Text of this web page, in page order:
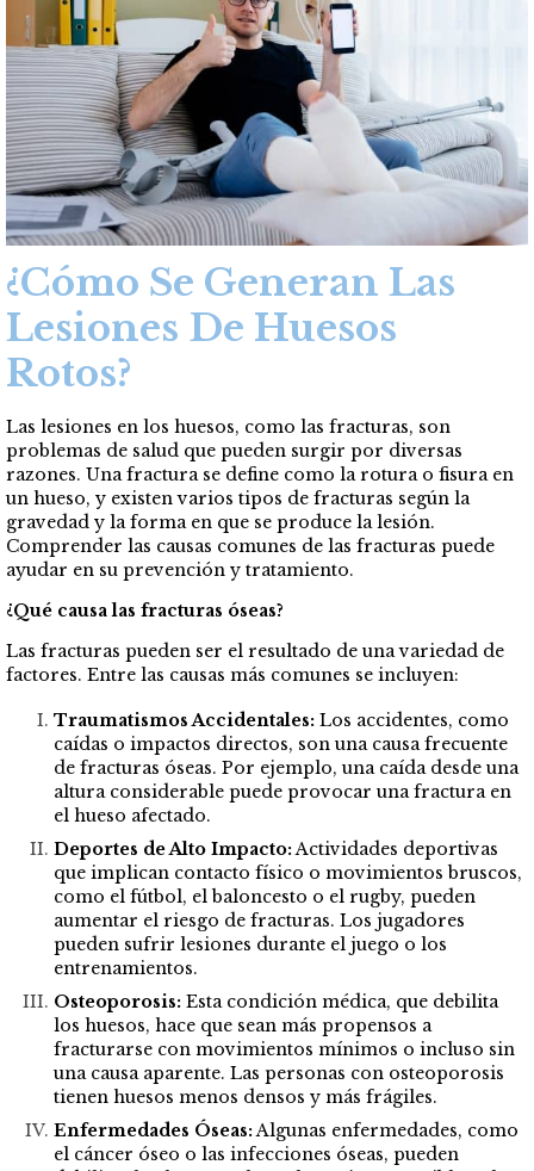
¿Cómo Se Generan Las
Lesiones De Huesos
Rotos?
Las lesiones en los huesos, como las fracturas, son
problemas de salud que pueden surgir por diversas
razones. Una fractura se define como la rotura o fisura en
un hueso, y existen varios tipos de fracturas según la
gravedad y la forma en que se produce la lesión.
Comprender las causas comunes de las fracturas puede
ayudar en su prevención y tratamiento.
¿Qué causa las fracturas óseas?
Las fracturas pueden ser el resultado de una variedad de
factores. Entre las causas más comunes se incluyen:
Traumatismos Accidentales: Los accidentes, como
caídas o impactos directos, son una causa frecuente
de fracturas óseas. Por ejemplo, una caída desde una
altura considerable puede provocar una fractura en
el hueso afectado.
Deportes de Alto Impacto:Actividades deportivas
que implican contacto físico o movimientos bruscos,
como el fútbol, el baloncesto o el rugby, pueden
aumentar el riesgo de fracturas. Los jugadores
pueden sufrir lesiones durante el juego o los
entrenamientos.
Osteoporosis: Esta condición médica, que debilita
los huesos, hace que sean más propensos a
fracturarse con movimientos mínimos o incluso sin
una causa aparente. Las personas con osteoporosis
tienen huesos menos densos y más frágiles.
Enfermedades Óseas:Algunas enfermedades, como
el cáncer óseo o las infecciones óseas, pueden